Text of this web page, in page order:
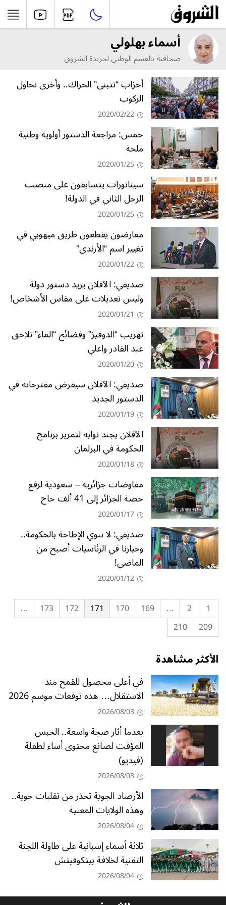
أسماء بهلولي
صحافية بالقسم الوطني لجريدة الشروق
أحزاب “تتبنى” الحراك.. وأخرى تحاول
الركوب
2020/02/22
حمس: مراجعة الدستور أولوية وطنية
ملحة
2020/01/25
سيناتورات يتسابقون على منصب
الرجل الثاني في الدولة!
2020/01/25
معارضون يقطعون طريق ميهوبي في
تغيير اسم “الأرندي”
2020/01/22
صديقي: الآفلان يريد دستور دولة
وليس تعديلات على مقاس الأشخاص!
2020/01/21
تهريب “الدوفيز” وفضائح “الماء” تلاحق
عبد القادر واعلي
2020/01/20
صديقي: الآفلان سيفرض مقترحاته في
الدستور الجديد
2020/01/19
الآفلان يجند نوابه لتمرير برنامج
الحكومة في البرلمان
2020/01/18
مفاوضات جزائرية – سعودية لرفع
حصة الجزائر إلى 41 ألف حاج
2020/01/17
صديقي: لا ننوي الإطاحة بالحكومة..
وخيارنا في الرئاسيات أصبح من
الماضي!
2020/01/12
1
2
…
169
170
171
172
173
…
209
210
الأكثر مشاهدة
في أعلى محصول للقمح منذ
الاستقلال… هذه توقعات موسم 2026
2026/08/03
بعدما أثار ضجة واسعة.. الحبس
المؤقت لصانع محتوى أساء لطفلة
(فيديو)
2026/08/03
الأرصاد الجوية تحذر من تقلبات جوية..
وهذه الولايات المعنية
2026/08/04
ثلاثة أسماء إسبانية على طاولة اللجنة
التقنية لخلافة بيتكوفيتش
2026/08/04